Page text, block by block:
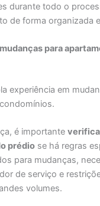
durante todo o
de forma organizada
para
experiência em
é importante
prédio se há regras
para mudanças,
de serviço e
volumes.